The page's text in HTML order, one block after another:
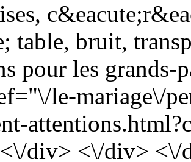
table, bruit,
pour les grands-
le-mariage\/
div> <\/div> <\/